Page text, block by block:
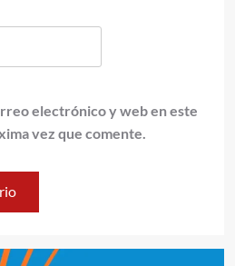
electrónico y web en este
vez que comente.